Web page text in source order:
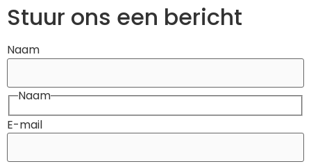
Stuur ons een bericht
Naam
Naam
E-mail